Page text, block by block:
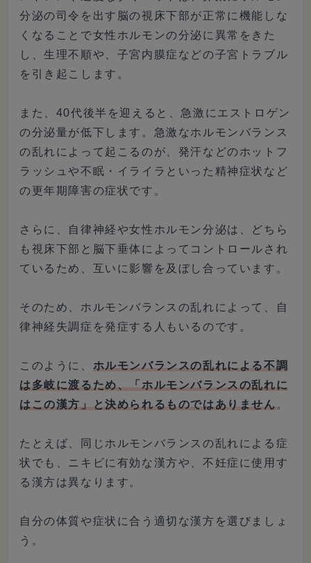
分泌の司令を出す脳の視床下部が正常に機能しな
くなることで女性ホルモンの分泌に異常をきた
し、生理不順や、子宮内膜症などの子宮トラブル
を引き起こします。
また、40代後半を迎えると、急激にエストロゲン
の分泌量が低下します。急激なホルモンバランス
の乱れによって起こるのが、発汗などのホットフ
ラッシュや不眠・イライラといった精神症状など
の更年期障害の症状です。
さらに、自律神経や女性ホルモン分泌は、どちら
も視床下部と脳下垂体によってコントロールされ
ているため、互いに影響を及ぼし合っています。
そのため、ホルモンバランスの乱れによって、自
律神経失調症を発症する人もいるのです。
このように、 ホルモンバランスの乱れによる不調
は多岐に渡るため、「ホルモンバランスの乱れに
はこの漢方」と決められるものではありません。
たとえば、同じホルモンバランスの乱れによる症
状でも、ニキビに有効な漢方や、不妊症に使用す
る漢方は異なります。
自分の体質や症状に合う適切な漢方を選びましょ
う。